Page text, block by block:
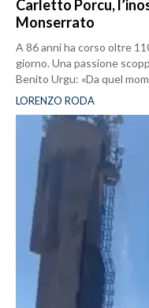
Carletto Porcu,
Monserrato
A 86 anni ha corso oltre
giorno. Una passione
Benito Urgu: «Da quel
LORENZO RODA